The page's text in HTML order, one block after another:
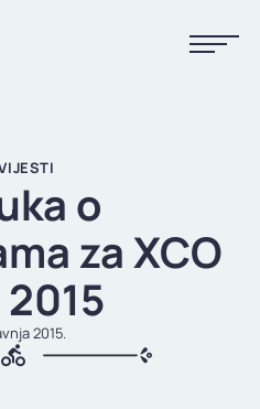
o
za XCO
2015.